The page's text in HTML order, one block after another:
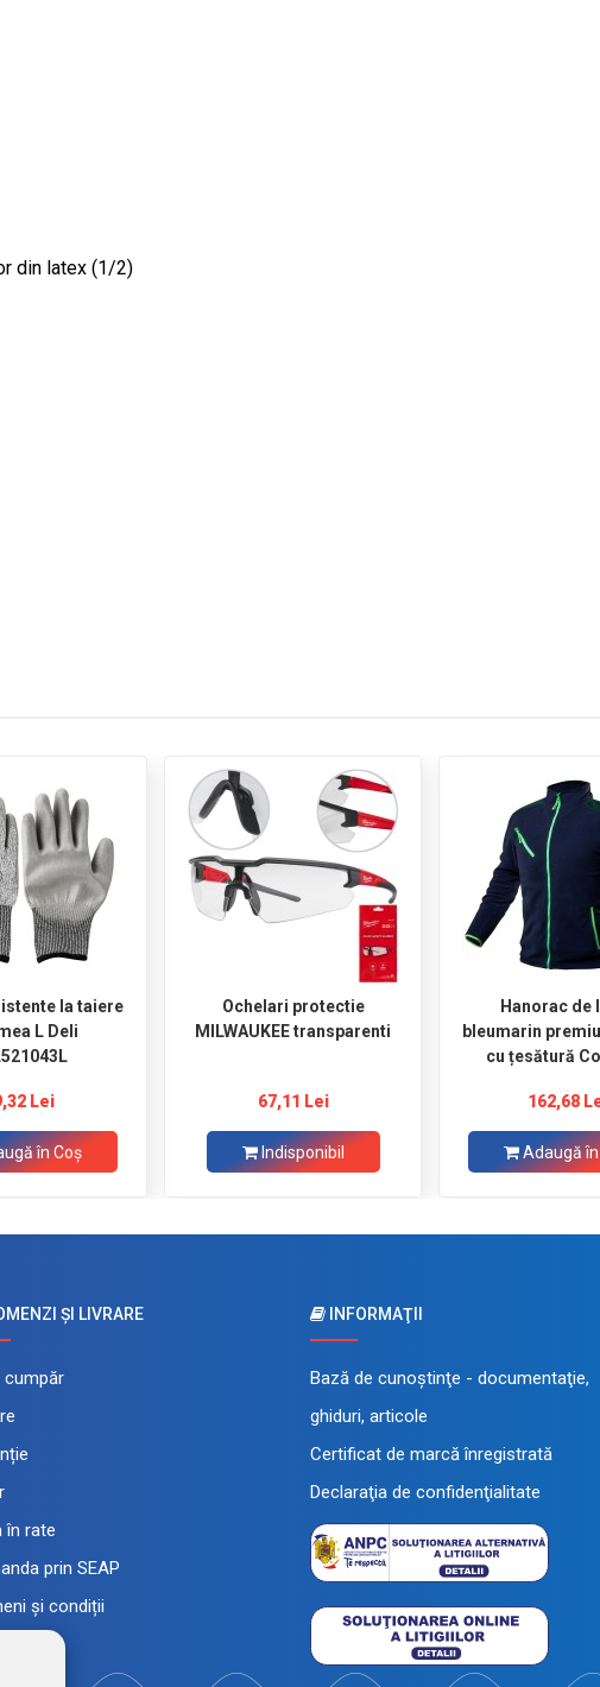
din latex (1/2)
la taiere
L Deli
Lei
în Coş
Ochelari protectie
MILWAUKEE transparenti
67,11 Lei
Indisponibil
Hanorac de
bleumarin
cu țesătură
162,68
Adaugă
ŞI LIVRARE
cumpăr
în rate
prin SEAP
și condiții
INFORMAŢII
Bază de cunoştinţe - documentaţie,
ghiduri, articole
Certificat de marcă înregistrată
Declaraţia de confidenţialitate